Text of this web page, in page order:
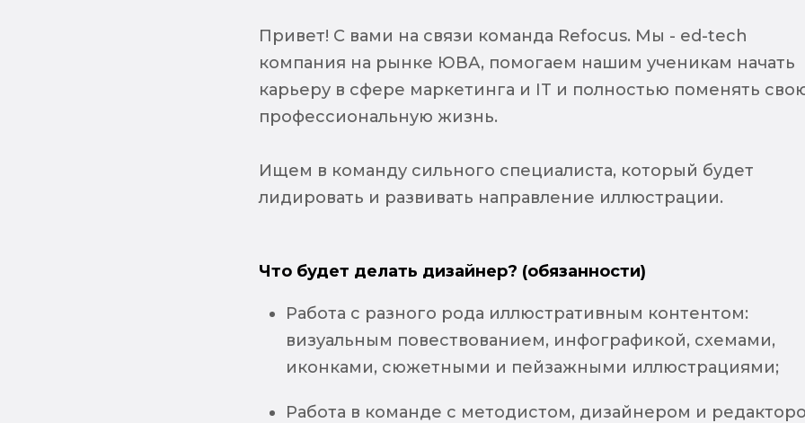
Привет! С вами на связи команда Refocus. Мы - ed-tech
компания на рынке ЮВА, помогаем нашим ученикам начать
карьеру в сфере маркетинга и IT и полностью поменять
профессиональную жизнь.
Ищем в команду сильного специалиста, который будет
лидировать и развивать направление иллюстрации.
Что будет делать дизайнер? (обязанности)
Работа с разного рода иллюстративным контентом:
визуальным повествованием, инфографикой, схемами,
иконками, сюжетными и пейзажными иллюстрациями;
Работа в команде с методистом, дизайнером и